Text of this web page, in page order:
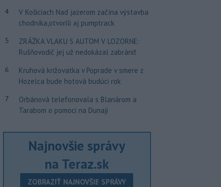
4
V Košiciach Nad jazerom začína výstavba
chodníka,otvorili aj pumptrack
5
ZRÁŽKA VLAKU S AUTOM V LOZORNE:
Rušňovodič jej už nedokázal zabrániť
6
Kruhová križovatka v Poprade v smere z
Hozelca bude hotová budúci rok
7
Orbánová telefonovala s Blanárom a
Tarabom o pomoci na Dunaji
Najnovšie správy
na Teraz.sk
ZOBRAZIŤ NAJNOVŠIE SPRÁVY